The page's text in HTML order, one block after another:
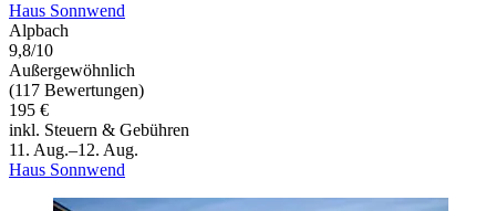
Haus Sonnwend
Alpbach
9,8/10
Außergewöhnlich
(117 Bewertungen)
195 €
inkl. Steuern & Gebühren
11. Aug.–12. Aug.
Haus Sonnwend